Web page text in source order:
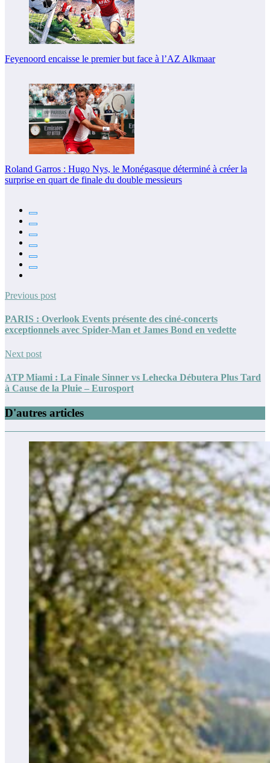
Feyenoord encaisse le premier but face à l’AZ Alkmaar
Roland Garros : Hugo Nys, le Monégasque déterminé à créer la
surprise en quart de finale du double messieurs
Previous post
PARIS : Overlook Events présente des ciné-concerts
exceptionnels avec Spider-Man et James Bond en vedette
Next post
ATP Miami : La Finale Sinner vs Lehecka Débutera Plus Tard
à Cause de la Pluie – Eurosport
D'autres articles